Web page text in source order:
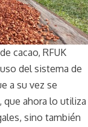
cacao, RFUK
del sistema de
a su vez se
que ahora lo utiliza
sino también